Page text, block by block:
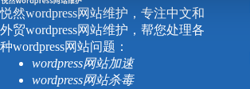
悦然wordpress网站维护，专注中文和
外贸wordpress网站维护，帮您处理各
种wordpress网站问题：
wordpress网站加速
wordpress网站杀毒